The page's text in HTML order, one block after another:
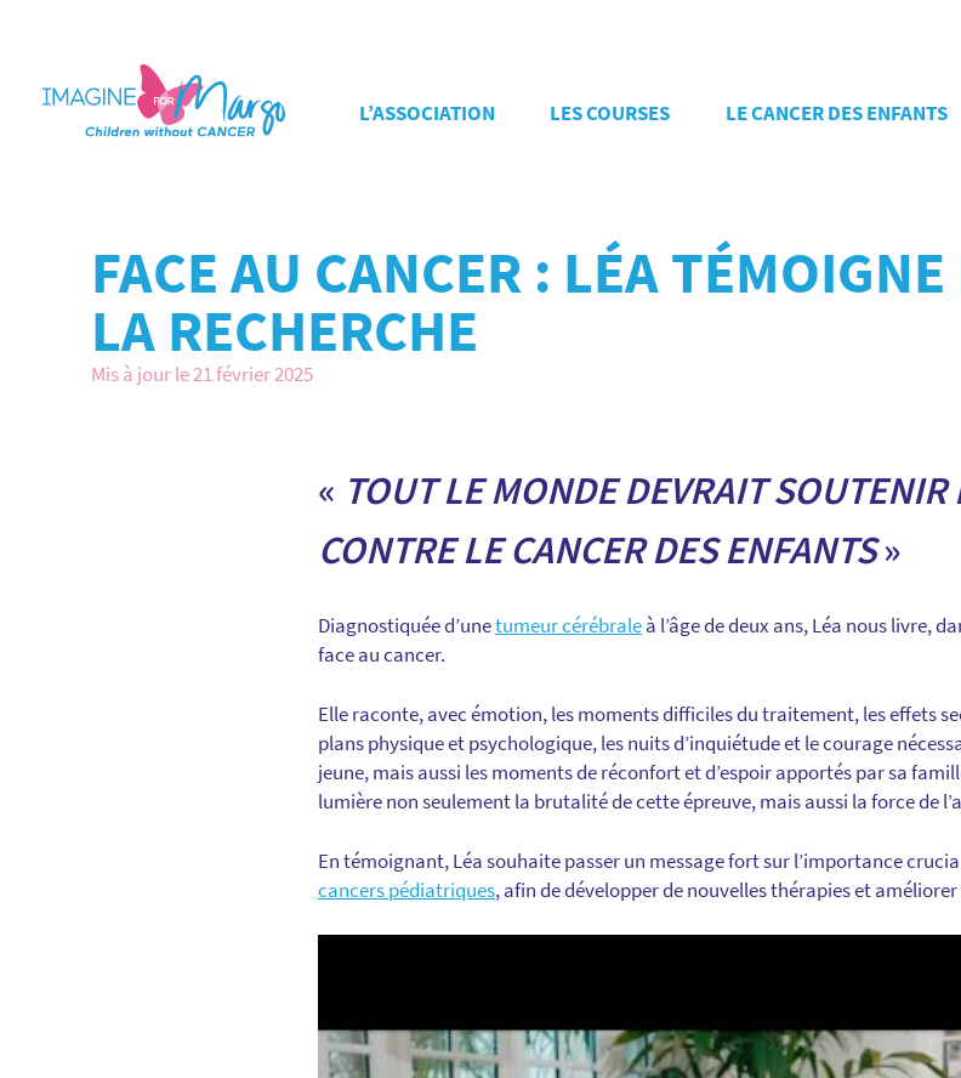
L’ASSOCIATION LES COURSES LE CANCER DES ENFANTS
FACE AU CANCER : LÉA
LA RECHERCHE
Mis à jour le 21 février 2025
« TOUT LE MONDE DEVRAIT SOUTENIR
CONTRE LE CANCER DES ENFANTS»
Diagnostiquée d’unetumeur cérébraleà l’âge de deux ans, Léa nous livre,
face au cancer.
Elle raconte, avec émotion, les moments difficiles du traitement, les effets
plans physique et psychologique, les nuits d’inquiétude et le courage
jeune, mais aussi les moments de réconfort et d’espoir apportés par sa
lumière non seulement la brutalité de cette épreuve, mais aussi la force de
En témoignant, Léa souhaite passer un message fort sur l’importance
cancers pédiatriques, afin de développer de nouvelles thérapies et